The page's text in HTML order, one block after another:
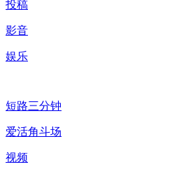
投稿
影音
娱乐
短路三分钟
爱活角斗场
视频